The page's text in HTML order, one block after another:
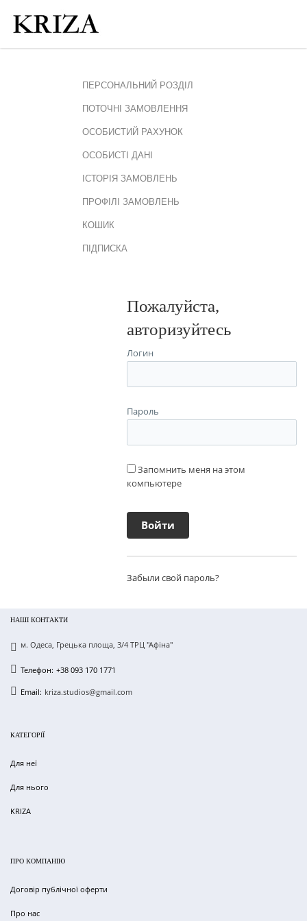
ПЕРСОНАЛЬНИЙ РОЗДІЛ
ПОТОЧНІ ЗАМОВЛЕННЯ
ОСОБИСТИЙ РАХУНОК
ОСОБИСТІ ДАНІ
ІСТОРІЯ ЗАМОВЛЕНЬ
ПРОФІЛІ ЗАМОВЛЕНЬ
КОШИК
ПІДПИСКА
Пожалуйста,
авторизуйтесь
Логин
Пароль
Запомнить меня на этом
компьютере
Забыли свой пароль?
НАШІ КОНТАКТИ
м. Одеса, Грецька площа, 3/4 ТРЦ "Афіна"
Телефон: +38 093 170 1771
Email: kriza.studios@gmail.com
КАТЕГОРІЇ
Для неї
Для нього
KRIZA
ПРО КОМПАНІЮ
Договір публічної оферти
Про нас